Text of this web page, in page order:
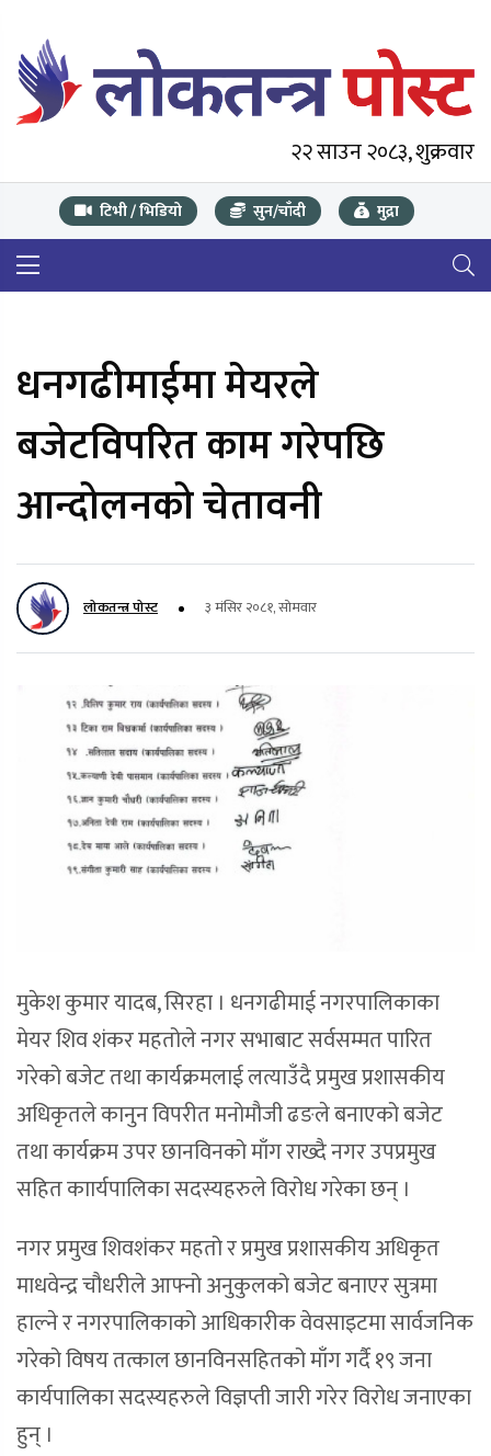
२२ साउन २०८३, शुक्रवार
टिभी / भिडियो सुन/चाँदी मुद्रा
धनगढीमाईमा मेयरले
बजेटविपरित काम गरेपछि
आन्दोलनको चेतावनी
लोकतन्त्र पोस्ट ३ मंसिर २०८१, सोमवार
मुकेश कुमार यादब, सिरहा । धनगढीमाई नगरपालिकाका
मेयर शिव शंकर महतोले नगर सभाबाट सर्वसम्मत पारित
गरेको बजेट तथा कार्यक्रमलाई लत्याउँदै प्रमुख प्रशासकीय
अधिकृतले कानुन विपरीत मनोमौजी ढङले बनाएको बजेट
तथा कार्यक्रम उपर छानविनको माँग राख्दै नगर उपप्रमुख
सहित काार्यपालिका सदस्यहरुले विरोध गरेका छन् ।
नगर प्रमुख शिवशंकर महतो र प्रमुख प्रशासकीय अधिकृत
माधवेन्द्र चौधरीले आफ्नो अनुकुलको बजेट बनाएर सुत्रमा
हाल्ने र नगरपालिकाको आधिकारीक वेवसाइटमा सार्वजनिक
गरेको विषय तत्काल छानविनसहितको माँग गर्दै १९ जना
कार्यपालिका सदस्यहरुले विज्ञप्ती जारी गरेर विरोध जनाएका
हुन् ।